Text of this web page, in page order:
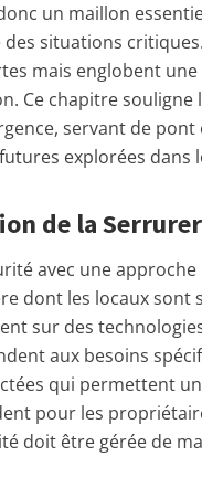
un maillon
situations
mais englobent
Ce chapitre
servant de
explorées dans
de la
avec une
dont les locaux sont
sur des
aux besoins
qui permettent
pour les
doit être gérée de